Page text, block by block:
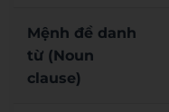
Mệnh đề danh
từ (Noun
clause)